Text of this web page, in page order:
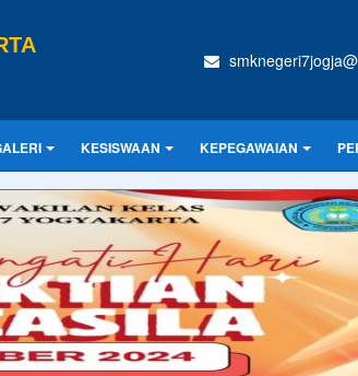
KESISWAAN KEPEGAWAIAN